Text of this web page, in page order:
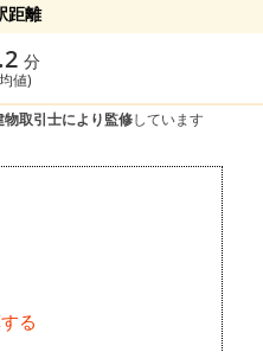
距離
分
値)
取引士により監修しています
る